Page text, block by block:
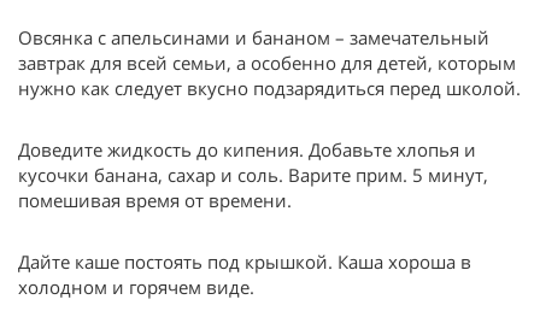
Овсянка с апельсинами и бананом – замечательный
завтрак для всей семьи, а особенно для детей, которым
нужно как следует вкусно подзарядиться перед школой.
Доведите жидкость до кипения. Добавьте хлопья и
кусочки банана, сахар и соль. Варите прим. 5 минут,
помешивая время от времени.
Дайте каше постоять под крышкой. Каша хороша в
холодном и горячем виде.